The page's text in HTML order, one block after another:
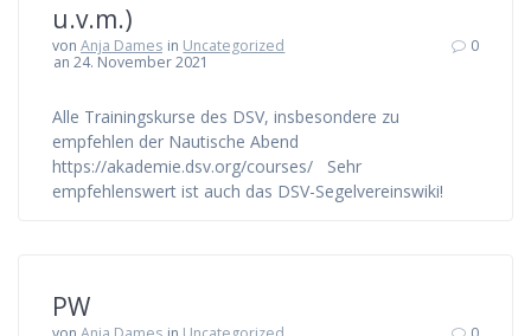
u.v.m.)
von Anja Dames in Uncategorized
an 24. November 2021
0
Alle Trainingskurse des DSV, insbesondere zu
empfehlen der Nautische Abend
https://akademie.dsv.org/courses/ Sehr
empfehlenswert ist auch das DSV-Segelvereinswiki!
PW